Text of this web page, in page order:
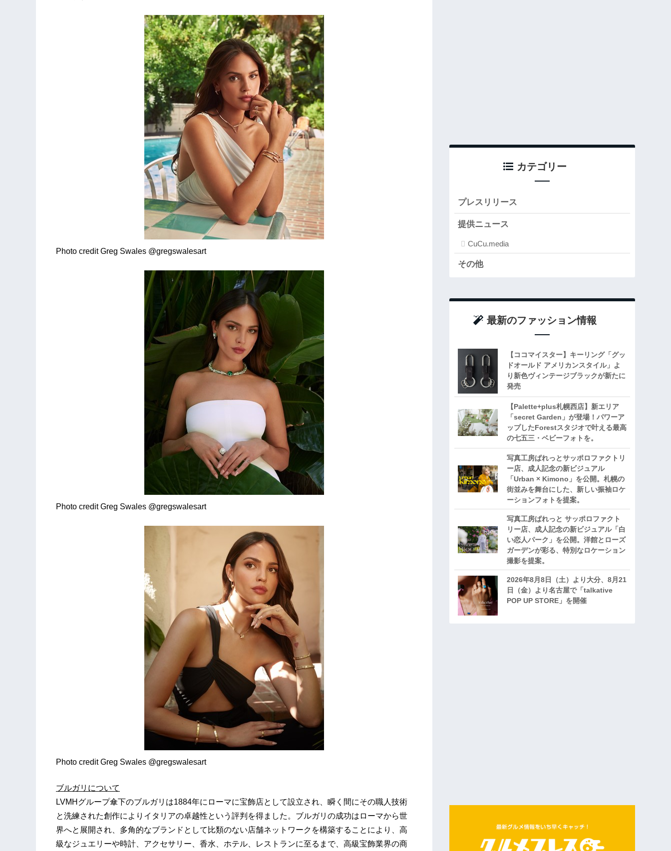
Photo credit Greg Swales @gregswalesart
Photo credit Greg Swales @gregswalesart
Photo credit Greg Swales @gregswalesart
ブルガリについて
LVMHグループ傘下のブルガリは1884年にローマに宝飾店として設立され、瞬く間にその職人技術
と洗練された創作によりイタリアの卓越性という評判を得ました。ブルガリの成功はローマから世
界へと展開され、多角的なブランドとして比類のない店舗ネットワークを構築することにより、高
級なジュエリーや時計、アクセサリー、香水、ホテル、レストランに至るまで、高級宝飾業界の商
カテゴリー
プレスリリース
提供ニュース
CuCu.media
その他
最新のファッション情報
【ココマイスター】キーリング「グッ
ドオールド アメリカンスタイル」よ
り新色ヴィンテージブラックが新たに
発売
【Palette+plus札幌西店】新エリア
「secret Garden」が登場！パワーア
ップしたForestスタジオで叶える最高
の七五三・ベビーフォトを。
写真工房ぱれっとサッポロファクトリ
ー店、成人記念の新ビジュアル
「Urban × Kimono」を公開。札幌の
街並みを舞台にした、新しい振袖ロケ
ーションフォトを提案。
写真工房ぱれっと サッポロファクト
リー店、成人記念の新ビジュアル「白
い恋人パーク」を公開。洋館とローズ
ガーデンが彩る、特別なロケーション
撮影を提案。
2026年8月8日（土）より大分、8月21
日（金）より名古屋で「talkative
POP UP STORE」を開催